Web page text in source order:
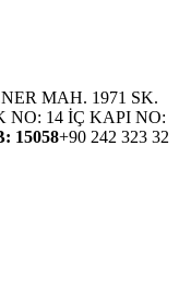
MAH. 1971 SK.
14 İÇ KAPI NO:
15058+90 242 323 32